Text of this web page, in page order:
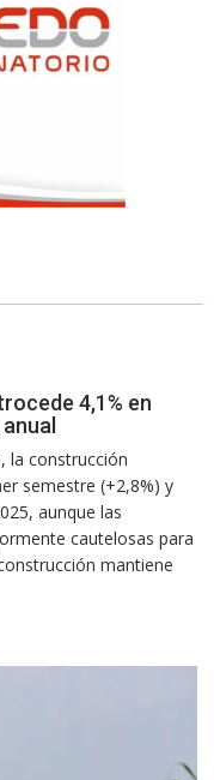
4,1% en
la construcción
semestre (+2,8%) y
aunque las
cautelosas para
mantiene